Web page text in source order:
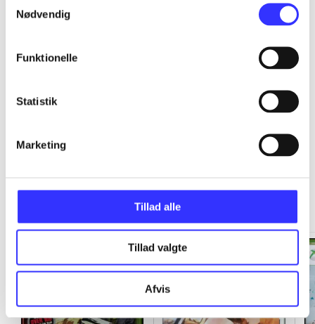
Nødvendig
Funktionelle
Statistik
Marketing
Tillad alle
Tillad valgte
Afvis